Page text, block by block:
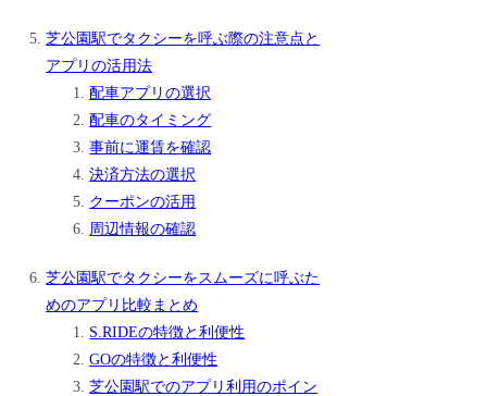
芝公園駅でタクシーを呼ぶ際の注意点と
アプリの活用法
配車アプリの選択
配車のタイミング
事前に運賃を確認
決済方法の選択
クーポンの活用
周辺情報の確認
芝公園駅でタクシーをスムーズに呼ぶた
めのアプリ比較まとめ
S.RIDEの特徴と利便性
GOの特徴と利便性
芝公園駅でのアプリ利用のポイン